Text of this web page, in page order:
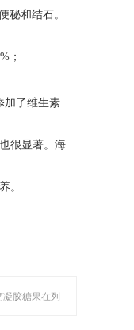
秘和结石。
；
加了维生素
很显著。海
。
胶糖果在列